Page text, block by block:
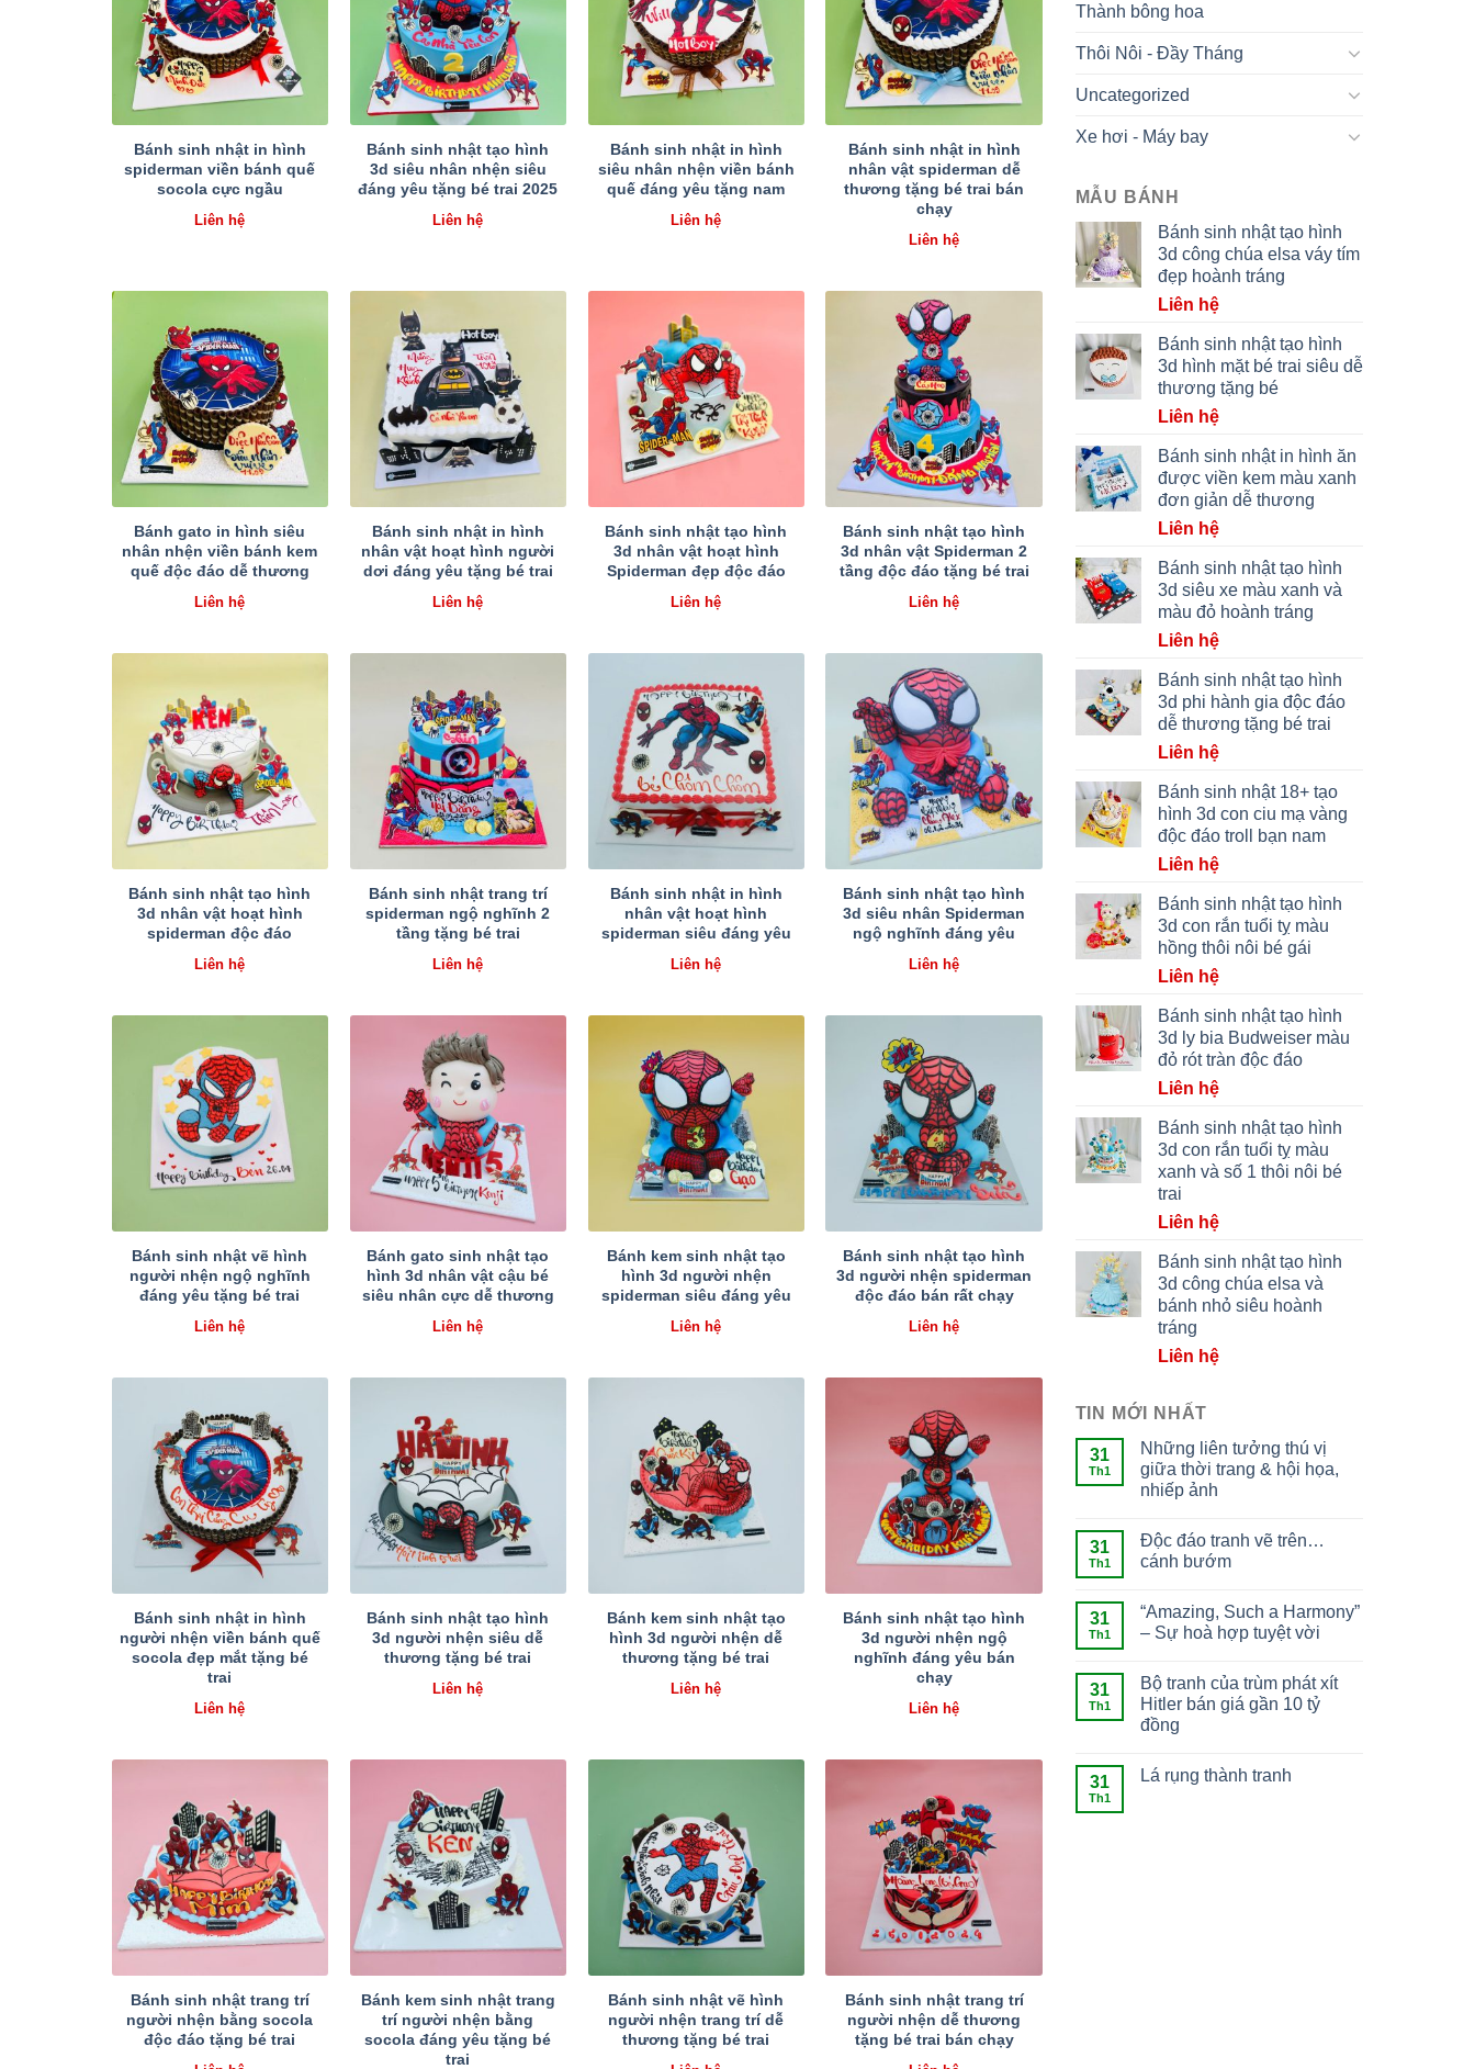
Bánh sinh nhật in hình
spiderman viền bánh quế
socola cực ngầu
Liên hệ
Bánh sinh nhật tạo hình
3d siêu nhân nhện siêu
đáng yêu tặng bé trai 2025
Liên hệ
Bánh sinh nhật in hình
siêu nhân nhện viền bánh
quế đáng yêu tặng nam
Liên hệ
Bánh sinh nhật in hình
nhân vật spiderman dễ
thương tặng bé trai bán
chạy
Liên hệ
Bánh gato in hình siêu
nhân nhện viền bánh kem
quế độc đáo dễ thương
Liên hệ
Bánh sinh nhật in hình
nhân vật hoạt hình người
dơi đáng yêu tặng bé trai
Liên hệ
Bánh sinh nhật tạo hình
3d nhân vật hoạt hình
Spiderman đẹp độc đáo
Liên hệ
Bánh sinh nhật tạo hình
3d nhân vật Spiderman 2
tầng độc đáo tặng bé trai
Liên hệ
Bánh sinh nhật tạo hình
3d nhân vật hoạt hình
spiderman độc đáo
Liên hệ
Bánh sinh nhật trang trí
spiderman ngộ nghĩnh 2
tầng tặng bé trai
Liên hệ
Bánh sinh nhật in hình
nhân vật hoạt hình
spiderman siêu đáng yêu
Liên hệ
Bánh sinh nhật tạo hình
3d siêu nhân Spiderman
ngộ nghĩnh đáng yêu
Liên hệ
Bánh sinh nhật vẽ hình
người nhện ngộ nghĩnh
đáng yêu tặng bé trai
Liên hệ
Bánh gato sinh nhật tạo
hình 3d nhân vật cậu bé
siêu nhân cực dễ thương
Liên hệ
Bánh kem sinh nhật tạo
hình 3d người nhện
spiderman siêu đáng yêu
Liên hệ
Bánh sinh nhật tạo hình
3d người nhện spiderman
độc đáo bán rất chạy
Liên hệ
Bánh sinh nhật in hình
người nhện viền bánh quế
socola đẹp mắt tặng bé
trai
Liên hệ
Bánh sinh nhật tạo hình
3d người nhện siêu dễ
thương tặng bé trai
Liên hệ
Bánh kem sinh nhật tạo
hình 3d người nhện dễ
thương tặng bé trai
Liên hệ
Bánh sinh nhật tạo hình
3d người nhện ngộ
nghĩnh đáng yêu bán
chạy
Liên hệ
Bánh sinh nhật trang trí
người nhện bằng socola
độc đáo tặng bé trai
Bánh kem sinh nhật trang
trí người nhện bằng
socola đáng yêu tặng bé
trai
Bánh sinh nhật vẽ hình
người nhện trang trí dễ
thương tặng bé trai
Bánh sinh nhật trang trí
người nhện dễ thương
tặng bé trai bán chạy
Thành bông hoa
Thôi Nôi - Đầy Tháng
Uncategorized
Xe hơi - Máy bay
MẪU BÁNH
Bánh sinh nhật tạo hình
3d công chúa elsa váy tím
đẹp hoành tráng
Liên hệ
Bánh sinh nhật tạo hình
3d hình mặt bé trai siêu dễ
thương tặng bé
Liên hệ
Bánh sinh nhật in hình ăn
được viền kem màu xanh
đơn giản dễ thương
Liên hệ
Bánh sinh nhật tạo hình
3d siêu xe màu xanh và
màu đỏ hoành tráng
Liên hệ
Bánh sinh nhật tạo hình
3d phi hành gia độc đáo
dễ thương tặng bé trai
Liên hệ
Bánh sinh nhật 18+ tạo
hình 3d con ciu mạ vàng
độc đáo troll bạn nam
Liên hệ
Bánh sinh nhật tạo hình
3d con rắn tuổi tỵ màu
hồng thôi nôi bé gái
Liên hệ
Bánh sinh nhật tạo hình
3d ly bia Budweiser màu
đỏ rót tràn độc đáo
Liên hệ
Bánh sinh nhật tạo hình
3d con rắn tuổi tỵ màu
xanh và số 1 thôi nôi bé
trai
Liên hệ
Bánh sinh nhật tạo hình
3d công chúa elsa và
bánh nhỏ siêu hoành
tráng
Liên hệ
TIN MỚI NHẤT
31
Th1
Những liên tưởng thú vị
giữa thời trang & hội họa,
nhiếp ảnh
31
Th1
Độc đáo tranh vẽ trên…
cánh bướm
31
Th1
“Amazing, Such a Harmony”
– Sự hoà hợp tuyệt vời
31
Th1
Bộ tranh của trùm phát xít
Hitler bán giá gần 10 tỷ
đồng
31
Th1
Lá rụng thành tranh